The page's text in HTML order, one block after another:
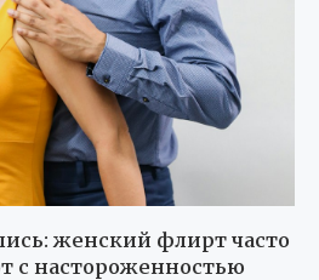
женский флирт часто
с настороженностью